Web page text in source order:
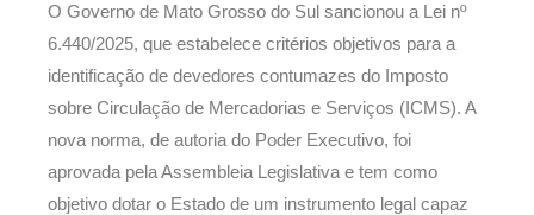
O Governo de Mato Grosso do Sul sancionou a Lei nº
6.440/2025, que estabelece critérios objetivos para a
identificação de devedores contumazes do Imposto
sobre Circulação de Mercadorias e Serviços (ICMS). A
nova norma, de autoria do Poder Executivo, foi
aprovada pela Assembleia Legislativa e tem como
objetivo dotar o Estado de um instrumento legal capaz